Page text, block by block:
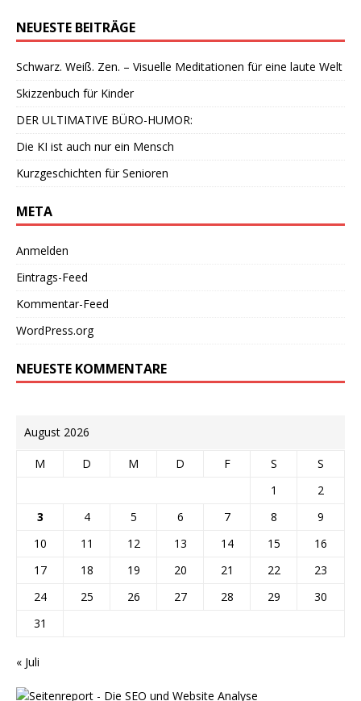
NEUESTE BEITRÄGE
Schwarz. Weiß. Zen. – Visuelle Meditationen für eine laute Welt
Skizzenbuch für Kinder
DER ULTIMATIVE BÜRO-HUMOR:
Die KI ist auch nur ein Mensch
Kurzgeschichten für Senioren
META
Anmelden
Eintrags-Feed
Kommentar-Feed
WordPress.org
NEUESTE KOMMENTARE
August 2026
M D M D F S
S
1
2
3
4 5 6 7 8
9
10
11 12 13 14 15
16
17
18 19 20 21 22
23
24
25 26 27 28 29
30
31
« Juli